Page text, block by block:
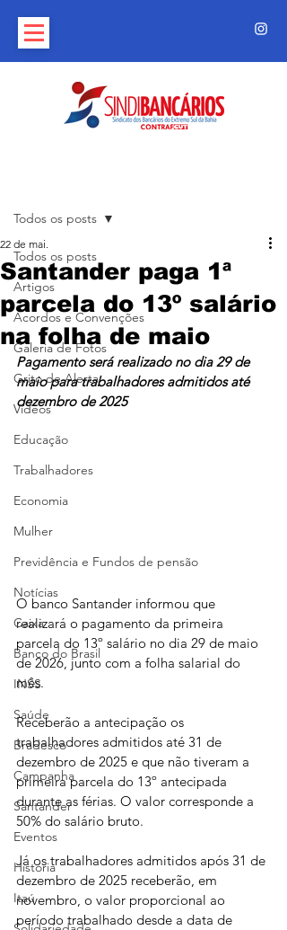
Todos os posts
Artigos
Acordos e Convenções
Galeria de Fotos
Grito de Alerta
Vídeos
Educação
Trabalhadores
Economia
Mulher
Previdência e Fundos de pensão
Notícias
Caixa
Banco do Brasil
INSS
Saúde
Bradesco
Campanha
Santander
Eventos
História
Itaú
Todos os posts
Santander paga 1ª
parcela do 13º salário
na folha de maio
22 de mai.
Pagamento será realizado no dia 29 de
maio para trabalhadores admitidos até
dezembro de 2025
O banco Santander informou que
realizará o pagamento da primeira
parcela do 13º salário no dia 29 de maio
de 2026, junto com a folha salarial do
mês.
Receberão a antecipação os
trabalhadores admitidos até 31 de
dezembro de 2025 e que não tiveram a
primeira parcela do 13º antecipada
durante as férias. O valor corresponde a
50% do salário bruto.
Já os trabalhadores admitidos após 31 de
dezembro de 2025 receberão, em
novembro, o valor proporcional ao
período trabalhado desde a data de